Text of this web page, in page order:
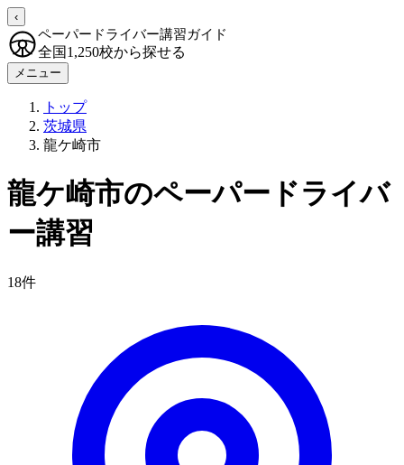
‹
ペーパードライバー講習ガイド
全国1,250校から探せる
メニュー
トップ
茨城県
龍ケ崎市
龍ケ崎市のペーパードライバ
ー講習
18件